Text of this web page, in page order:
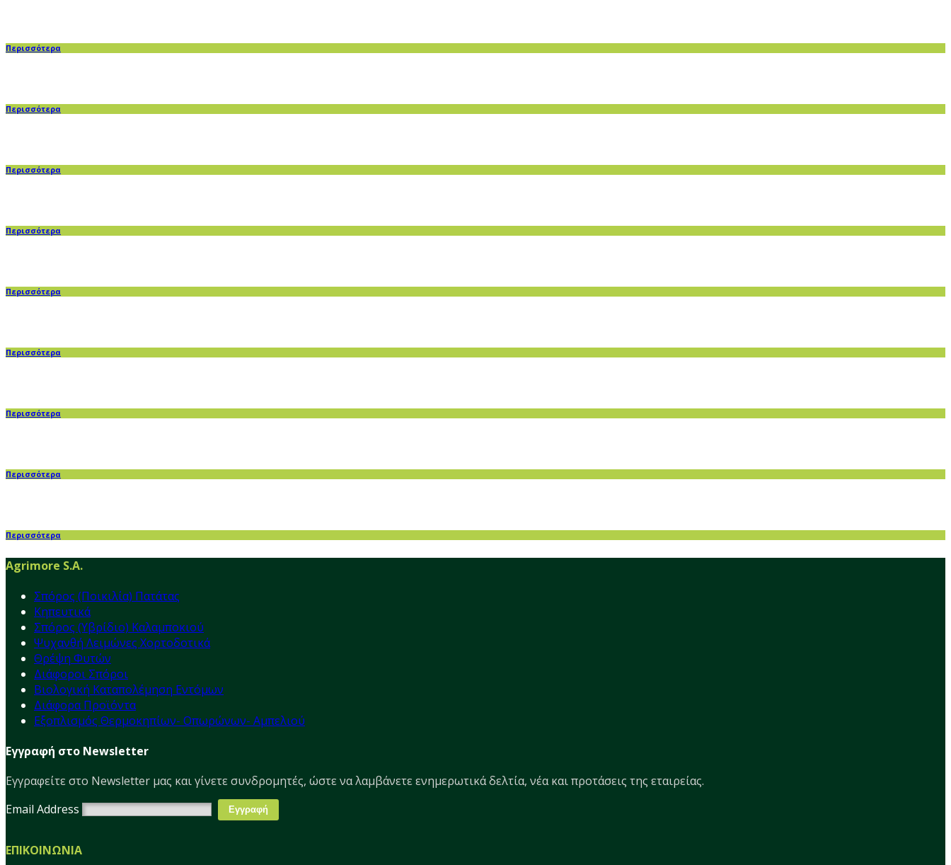
Περισσότερα
Περισσότερα
Περισσότερα
Περισσότερα
Περισσότερα
Περισσότερα
Περισσότερα
Περισσότερα
Περισσότερα
Agrimore S.A.
Σπόρος (Ποικιλία) Πατάτας
Κηπευτικά
Σπόρος (Υβρίδιο) Καλαμποκιού
Ψυχανθή Λειμώνες Χορτοδοτικά
Θρέψη Φυτών
Διάφοροι Σπόροι
Βιολογική Καταπολέμηση Εντόμων
Διάφορα Προϊόντα
Εξοπλισμός Θερμοκηπίων- Οπωρώνων- Αμπελιού
Εγγραφή στο Newsletter
Εγγραφείτε στο Νewsletter μας και γίνετε συνδρομητές, ώστε να λαμβάνετε ενημερωτικά δελτία, νέα και προτάσεις της εταιρείας.
Email Address
ΕΠΙΚΟΙΝΩΝΙΑ